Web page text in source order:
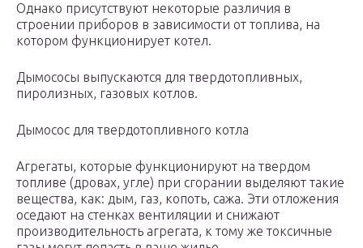
Однако присутствуют некоторые различия в
строении приборов в зависимости от топлива, на
котором функционирует котел.
Дымососы выпускаются для твердотопливных,
пиролизных, газовых котлов.
Дымосос для твердотопливного котла
Агрегаты, которые функционируют на твердом
топливе (дровах, угле) при сгорании выделяют такие
вещества, как: дым, газ, копоть, сажа. Эти отложения
оседают на стенках вентиляции и снижают
производительность агрегата, к тому же токсичные